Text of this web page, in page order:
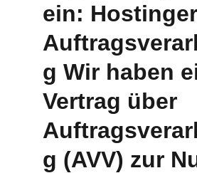
ein: Hostinger
g Wir haben
Vertrag über
g (AVV) zur